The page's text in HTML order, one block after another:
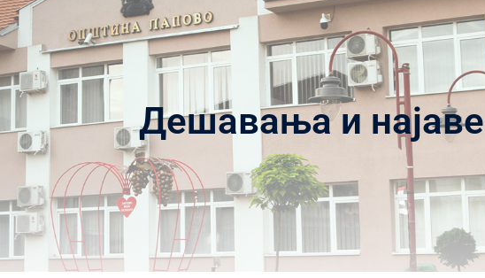
Дешавања и најаве